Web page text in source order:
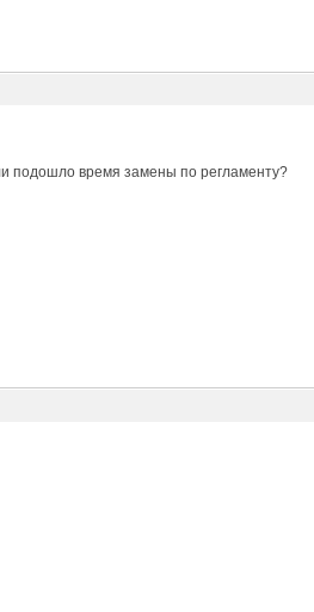
подошло время замены по регламенту?